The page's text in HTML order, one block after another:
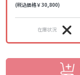
(税込価格￥30,800)
在庫状況